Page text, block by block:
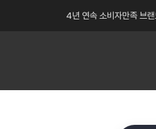
4년 연속 소비자만족 브랜